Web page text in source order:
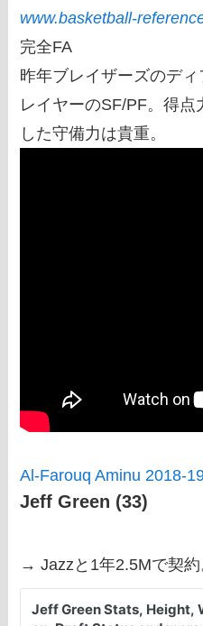
www.basketball-
完全FA
昨年ブレイザーズのデ
レイヤーのSF/PF。得
した守備力は貴重。
Al-Farouq Aminu 2018-
Jeff Green (33)
→ Jazzと1年2.5Mで契約